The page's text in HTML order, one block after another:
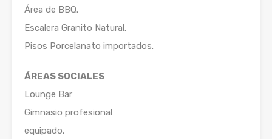
Área de BBQ.
Escalera Granito Natural.
Pisos Porcelanato importados.
ÁREAS SOCIALES
Lounge Bar
Gimnasio profesional
equipado.